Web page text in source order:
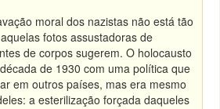
moral dos nazistas não está tão
fotos assustadoras de
de corpos sugerem. O holocausto
de 1930 com uma política que
em outros países, mas era mesmo
a esterilização forçada daqueles